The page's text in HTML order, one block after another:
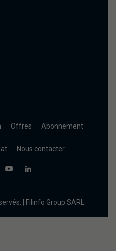
Offres Abonnement
Nous contacter
| Filinfo Group SARL